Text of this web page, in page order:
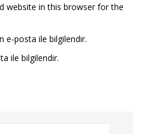
website in this browser for the
e-posta ile bilgilendir.
ile bilgilendir.